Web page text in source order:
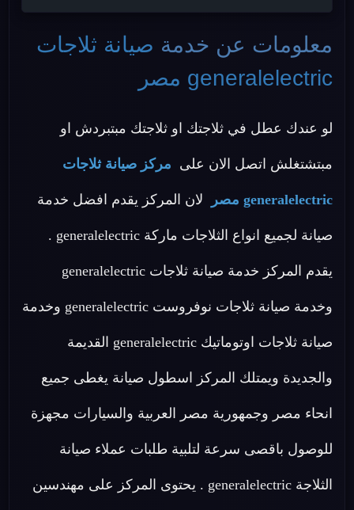
معلومات عن خدمة صيانة ثلاجات
generalelectric مصر
لو عندك عطل في ثلاجتك او ثلاجتك مبتبردش او
مبتشتغلش اتصل الان على مركز صيانة ثلاجات
generalelectric مصر لان المركز يقدم افضل خدمة
صيانة لجميع انواع الثلاجات ماركة generalelectric .
يقدم المركز خدمة صيانة ثلاجات generalelectric
وخدمة صيانة ثلاجات نوفروست generalelectric وخدمة
صيانة ثلاجات اوتوماتيك generalelectric القديمة
والجديدة ويمتلك المركز اسطول صيانة يغطى جميع
انحاء مصر وجمهورية مصر العربية والسيارات مجهزة
للوصول باقصى سرعة لتلبية طلبات عملاء صيانة
الثلاجة generalelectric . يحتوى المركز على مهندسين